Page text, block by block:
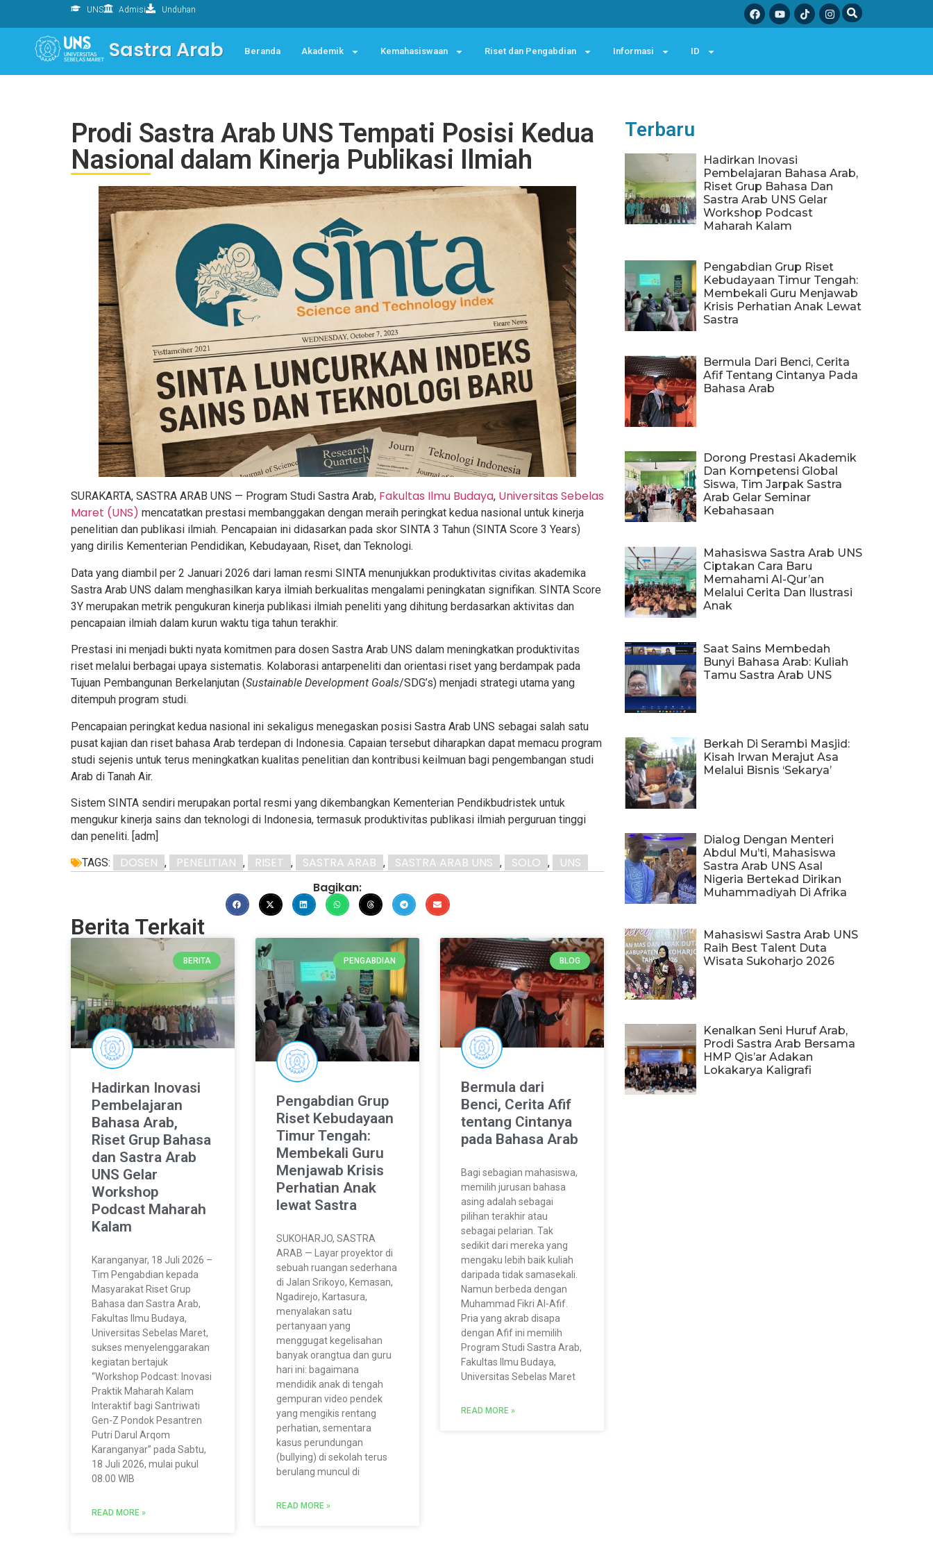
UNS Admisi Unduhan
Sastra Arab Beranda Akademik Kemahasiswaan Riset dan Pengabdian Informasi ID
Prodi Sastra Arab UNS Tempati Posisi Kedua
Nasional dalam Kinerja Publikasi Ilmiah
SURAKARTA, SASTRA ARAB UNS — Program Studi Sastra Arab, Fakultas Ilmu Budaya, Universitas Sebelas
Maret (UNS) mencatatkan prestasi membanggakan dengan meraih peringkat kedua nasional untuk kinerja
penelitian dan publikasi ilmiah. Pencapaian ini didasarkan pada skor SINTA 3 Tahun (SINTA Score 3 Years)
yang dirilis Kementerian Pendidikan, Kebudayaan, Riset, dan Teknologi.
Data yang diambil per 2 Januari 2026 dari laman resmi SINTA menunjukkan produktivitas civitas akademika
Sastra Arab UNS dalam menghasilkan karya ilmiah berkualitas mengalami peningkatan signifikan. SINTA Score
3Y merupakan metrik pengukuran kinerja publikasi ilmiah peneliti yang dihitung berdasarkan aktivitas dan
pencapaian ilmiah dalam kurun waktu tiga tahun terakhir.
Prestasi ini menjadi bukti nyata komitmen para dosen Sastra Arab UNS dalam meningkatkan produktivitas
riset melalui berbagai upaya sistematis. Kolaborasi antarpeneliti dan orientasi riset yang berdampak pada
Tujuan Pembangunan Berkelanjutan (Sustainable Development Goals/SDG’s) menjadi strategi utama yang
ditempuh program studi.
Pencapaian peringkat kedua nasional ini sekaligus menegaskan posisi Sastra Arab UNS sebagai salah satu
pusat kajian dan riset bahasa Arab terdepan di Indonesia. Capaian tersebut diharapkan dapat memacu program
studi sejenis untuk terus meningkatkan kualitas penelitian dan kontribusi keilmuan bagi pengembangan studi
Arab di Tanah Air.
Sistem SINTA sendiri merupakan portal resmi yang dikembangkan Kementerian Pendikbudristek untuk
mengukur kinerja sains dan teknologi di Indonesia, termasuk produktivitas publikasi ilmiah perguruan tinggi
dan peneliti. [adm]
TAGS: DOSEN , PENELITIAN , RISET , SASTRA ARAB , SASTRA ARAB UNS , SOLO ,
UNS
Bagikan:
Berita Terkait
BERITA
Hadirkan Inovasi
Pembelajaran
Bahasa Arab,
Riset Grup Bahasa
dan Sastra Arab
UNS Gelar
Workshop
Podcast Maharah
Kalam
Karanganyar, 18 Juli 2026 –
Tim Pengabdian kepada
Masyarakat Riset Grup
Bahasa dan Sastra Arab,
Fakultas Ilmu Budaya,
Universitas Sebelas Maret,
sukses menyelenggarakan
kegiatan bertajuk
“Workshop Podcast: Inovasi
Praktik Maharah Kalam
Interaktif bagi Santriwati
Gen-Z Pondok Pesantren
Putri Darul Arqom
Karanganyar” pada Sabtu,
18 Juli 2026, mulai pukul
08.00 WIB
READ MORE »
PENGABDIAN
Pengabdian Grup
Riset Kebudayaan
Timur Tengah:
Membekali Guru
Menjawab Krisis
Perhatian Anak
lewat Sastra
SUKOHARJO, SASTRA
ARAB — Layar proyektor di
sebuah ruangan sederhana
di Jalan Srikoyo, Kemasan,
Ngadirejo, Kartasura,
menyalakan satu
pertanyaan yang
menggugat kegelisahan
banyak orangtua dan guru
hari ini: bagaimana
mendidik anak di tengah
gempuran video pendek
yang mengikis rentang
perhatian, sementara
kasus perundungan
(bullying) di sekolah terus
berulang muncul di
READ MORE »
BLOG
Bermula dari
Benci, Cerita Afif
tentang Cintanya
pada Bahasa Arab
Bagi sebagian mahasiswa,
memilih jurusan bahasa
asing adalah sebagai
pilihan terakhir atau
sebagai pelarian. Tak
sedikit dari mereka yang
mengaku lebih baik kuliah
daripada tidak samasekali.
Namun berbeda dengan
Muhammad Fikri Al-Afif.
Pria yang akrab disapa
dengan Afif ini memilih
Program Studi Sastra Arab,
Fakultas Ilmu Budaya,
Universitas Sebelas Maret
READ MORE »
Terbaru
Hadirkan Inovasi
Pembelajaran Bahasa Arab,
Riset Grup Bahasa Dan
Sastra Arab UNS Gelar
Workshop Podcast
Maharah Kalam
Pengabdian Grup Riset
Kebudayaan Timur Tengah:
Membekali Guru Menjawab
Krisis Perhatian Anak Lewat
Sastra
Bermula Dari Benci, Cerita
Afif Tentang Cintanya Pada
Bahasa Arab
Dorong Prestasi Akademik
Dan Kompetensi Global
Siswa, Tim Jarpak Sastra
Arab Gelar Seminar
Kebahasaan
Mahasiswa Sastra Arab UNS
Ciptakan Cara Baru
Memahami Al-Qur’an
Melalui Cerita Dan Ilustrasi
Anak
Saat Sains Membedah
Bunyi Bahasa Arab: Kuliah
Tamu Sastra Arab UNS
Berkah Di Serambi Masjid:
Kisah Irwan Merajut Asa
Melalui Bisnis ‘Sekarya’
Dialog Dengan Menteri
Abdul Mu’ti, Mahasiswa
Sastra Arab UNS Asal
Nigeria Bertekad Dirikan
Muhammadiyah Di Afrika
Mahasiswi Sastra Arab UNS
Raih Best Talent Duta
Wisata Sukoharjo 2026
Kenalkan Seni Huruf Arab,
Prodi Sastra Arab Bersama
HMP Qis’ar Adakan
Lokakarya Kaligrafi